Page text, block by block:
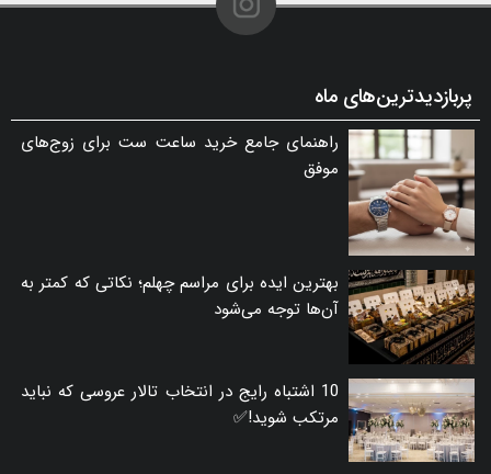
پربازدیدترین‌های ماه
راهنمای جامع خرید ساعت ست برای زوج‌های
موفق
بهترین ایده برای مراسم چهلم؛ نکاتی که کمتر به
آن‌ها توجه می‌شود
10 اشتباه رایج در انتخاب تالار عروسی که نباید
مرتکب شوید!✅